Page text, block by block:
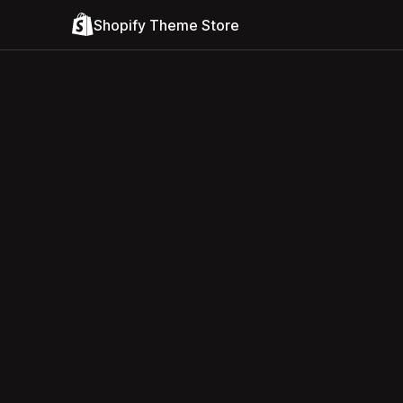
Shopify Theme Store